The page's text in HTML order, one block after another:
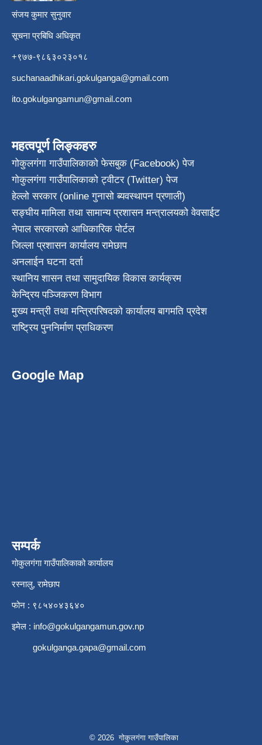
संजय कुमार सुनुवार
सूचना प्रबिधि अधिकृत
+९७७-९८६३०२३०१८
suchanaadhikari.gokulganga@gmail.com
ito.gokulgangamun@gmail.com
महत्वपूर्ण लिङ्कहरु
गोकुलगंगा गाउँपालिकाको फेसबुक (Facebook) पेज
गोकुलगंगा गाउँपालिकाको ट्वीटर (Twitter) पेज
हेल्लो सरकार (online गुनासो ब्यवस्थापन प्रणाली)
सङ्घीय मामिला तथा सामान्य प्रशासन मन्त्रालयको वेवसाईट
नेपाल सरकारको आधिकारिक पोर्टल
जिल्ला प्रशासन कार्यालय रामेछाप
अनलाईन घटना दर्ता
स्थानिय शासन तथा सामुदायिक विकास कार्यक्रम
केन्द्रिय पञ्जिकरण विभाग
मुख्य मन्त्री तथा मन्त्रिपरिषदको कार्यालय बागमति प्रदेश
राष्ट्रिय पुननिर्माण प्राधिकरण
Google Map
सम्पर्क
गोकुलगंगा गाउँपालिकाको कार्यालय
रस्नालु, रामेछाप
फोन : ९८५४०४३६४०
इमेल : info@gokulgangamun.gov.np
gokulganga.gapa@gmail.com
© 2026 गोकुलगंगा गाउँपालिका